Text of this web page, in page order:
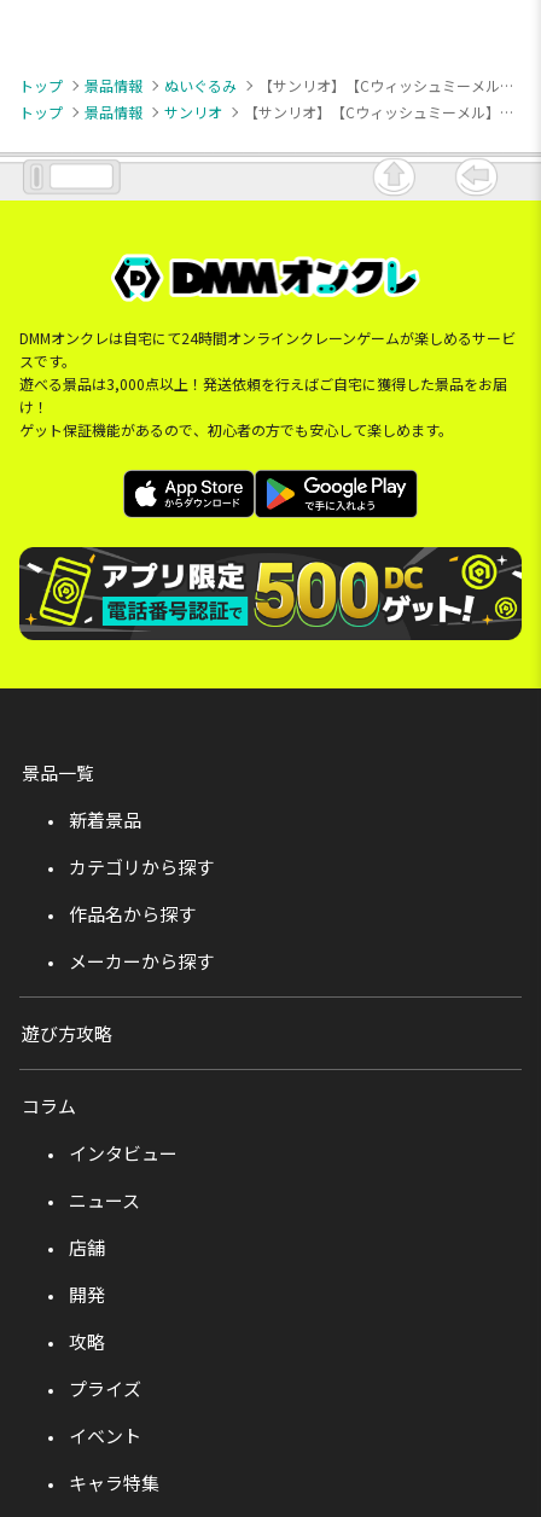
トップ 景品情報 ぬいぐるみ
【サンリオ】【Cウィッシュミーメル】サンリオキャラクターズ いちご新聞654号コラボレーションぬいぐるみ
トップ
景品情報 サンリオ 【サンリオ】【Cウィッシュミーメル】サンリオキャラクターズ いちご新聞654号コラボレーションぬいぐるみ
DMMオンクレは自宅にて24時間オンラインクレーンゲームが楽しめるサービ
スです。
遊べる景品は3,000点以上！発送依頼を行えばご自宅に獲得した景品をお届
け！
ゲット保証機能があるので、初心者の方でも安心して楽しめます。
景品一覧
新着景品
カテゴリから探す
作品名から探す
メーカーから探す
遊び方攻略
コラム
インタビュー
ニュース
店舗
開発
攻略
プライズ
イベント
キャラ特集